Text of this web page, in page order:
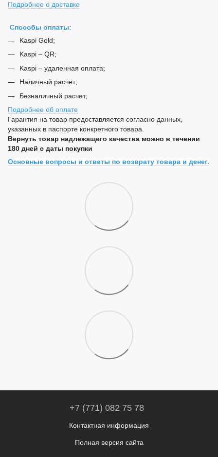
Подробнее о доставке
Способы оплаты:
Kaspi Gold;
Kaspi – QR;
Kaspi – удаленная оплата;
Наличный расчет;
Безналичный расчет;
Подробнее об оплате
Гарантия на товар предоставляется согласно данных,
указанных в паспорте конкретного товара.
Вернуть товар надлежащего качества можно в течении
180 дней с даты покупки
Основные вопросы и ответы по возврату товара и денег.
+7 (771) 082 75 78
Контактная информация
Полная версия сайта